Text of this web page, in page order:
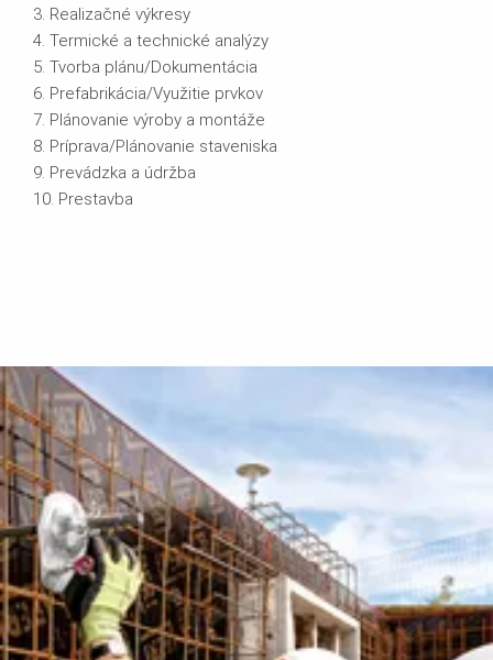
3. Realizačné výkresy
4. Termické a technické analýzy
5. Tvorba plánu/Dokumentácia
6. Prefabrikácia/Využitie prvkov
7. Plánovanie výroby a montáže
8. Príprava/Plánovanie staveniska
9. Prevádzka a údržba
10. Prestavba